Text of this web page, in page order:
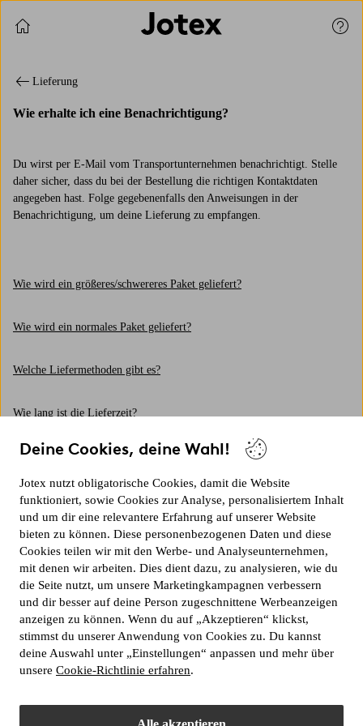
Deine Cookies, deine Wahl!
Jotex nutzt obligatorische Cookies, damit die Website
funktioniert, sowie Cookies zur Analyse, personalisiertem Inhalt
und um dir eine relevantere Erfahrung auf unserer Website
bieten zu können. Diese personenbezogenen Daten und diese
Cookies teilen wir mit den Werbe- und Analyseunternehmen,
mit denen wir arbeiten. Dies dient dazu, zu analysieren, wie du
die Seite nutzt, um unsere Marketingkampagnen verbessern
und dir besser auf deine Person zugeschnittene Werbeanzeigen
anzeigen zu können. Wenn du auf „Akzeptieren“ klickst,
stimmst du unserer Anwendung von Cookies zu. Du kannst
deine Auswahl unter „Einstellungen“ anpassen und mehr über
unsere Cookie-Richtlinie erfahren.
Einkauf fortsetzen
Lieferung
Wie erhalte ich eine Benachrichtigung?
Du wirst per E-Mail vom Transportunternehmen benachrichtigt. Stelle
daher sicher, dass du bei der Bestellung die richtigen Kontaktdaten
angegeben hast. Folge gegebenenfalls den Anweisungen in der
Benachrichtigung, um deine Lieferung zu empfangen.
Wie wird ein größeres/schwereres Paket geliefert?
Wie wird ein normales Paket geliefert?
Welche Liefermethoden gibt es?
Wie lang ist die Lieferzeit?
Kann ich meine Bestellung direkt aus Ihrem Lager abholen?
Was passiert, wenn ich mein Paket nicht abhole?
Wie wird ein längeres Paket geliefert?
Warum wird meine Bestellung in mehrere Pakete oder Lieferungen
aufgeteilt?
Was mache ich bei einem Transportschaden?